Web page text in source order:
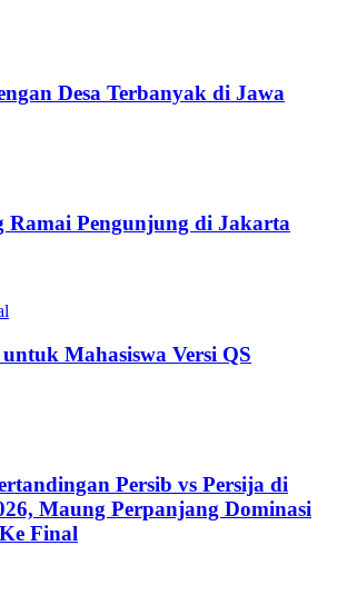
Desa Terbanyak di Jawa
Ramai Pengunjung di Jakarta
Mahasiswa Versi QS
Persib vs Persija di
Maung Perpanjang Dominasi
Final